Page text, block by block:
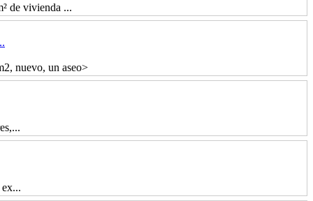
de vivienda ...
nuevo, un aseo>